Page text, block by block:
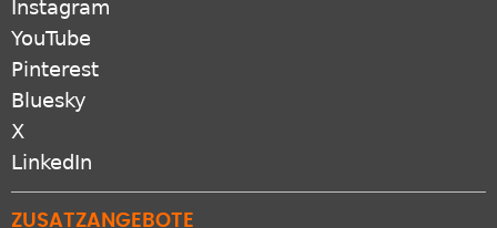
YouTube
Pinterest
Bluesky
X
LinkedIn